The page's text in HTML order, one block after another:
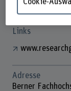
www.bfh.ch/
Links
Adresse
Berner